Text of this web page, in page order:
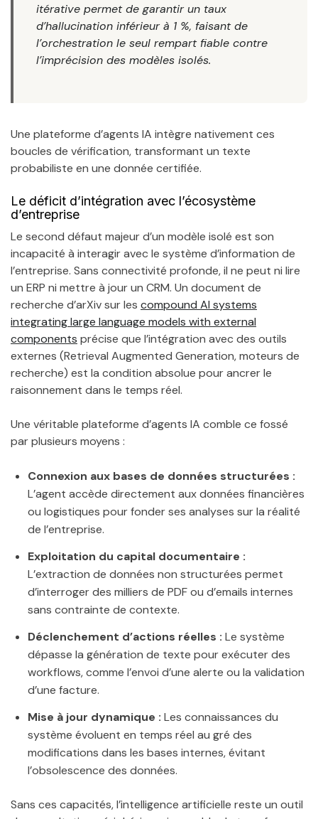
itérative permet de garantir un taux
d’hallucination inférieur à 1 %, faisant de
l’orchestration le seul rempart fiable contre
l’imprécision des modèles isolés.
Une plateforme d’agents IA intègre nativement ces
boucles de vérification, transformant un texte
probabiliste en une donnée certifiée.
Le déficit d’intégration avec l’écosystème
d’entreprise
Le second défaut majeur d’un modèle isolé est son
incapacité à interagir avec le système d’information de
l’entreprise. Sans connectivité profonde, il ne peut ni lire
un ERP ni mettre à jour un CRM. Un document de
recherche d’arXiv sur les compound AI systems
integrating large language models with external
components précise que l’intégration avec des outils
externes (Retrieval Augmented Generation, moteurs de
recherche) est la condition absolue pour ancrer le
raisonnement dans le temps réel.
Une véritable plateforme d’agents IA comble ce fossé
par plusieurs moyens :
Connexion aux bases de données structurées :
L’agent accède directement aux données financières
ou logistiques pour fonder ses analyses sur la réalité
de l’entreprise.
Exploitation du capital documentaire :
L’extraction de données non structurées permet
d’interroger des milliers de PDF ou d’emails internes
sans contrainte de contexte.
Déclenchement d’actions réelles : Le système
dépasse la génération de texte pour exécuter des
workflows, comme l’envoi d’une alerte ou la validation
d’une facture.
Mise à jour dynamique : Les connaissances du
système évoluent en temps réel au gré des
modifications dans les bases internes, évitant
l’obsolescence des données.
Sans ces capacités, l’intelligence artificielle reste un outil